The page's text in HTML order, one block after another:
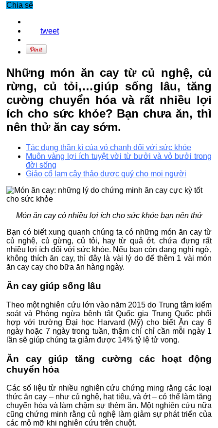
Chia sẻ
tweet
Những món ăn cay từ củ nghệ, củ
rừng, củ tỏi,…giúp sống lâu, tăng
cường chuyển hóa và rất nhiều lợi
ích cho sức khỏe? Bạn chưa ăn, thì
nên thử ăn cay sớm.
Tác dụng thần kì của vỏ chanh đối với sức khỏe
Muôn vàng lợi ích tuyệt vời từ bưởi và vỏ bưởi trong
đời sống
Giảo cổ lam cây thảo dược quý cho mọi người
Món ăn cay có nhiều lợi ích cho sức khỏe bạn nên thử
Bạn có biết xung quanh chúng ta có những món ăn cay từ
củ nghệ, củ gừng, củ tỏi, hay từ quả ớt, chứa đựng rất
nhiều lợi ích đối với sức khỏe. Nếu bạn còn đang nghi ngờ,
không thích ăn cay, thì đây là vài lý do để thêm 1 vài món
ăn cay cay cho bữa ăn hàng ngày.
Ăn cay giúp sống lâu
Theo một nghiên cứu lớn vào năm 2015 do Trung tâm kiểm
soát và Phòng ngừa bệnh tật Quốc gia Trung Quốc phối
hợp với trường Đại học Harvard (Mỹ) cho biết Ăn cay 6
ngày hoặc 7 ngày trong tuần, thậm chí chỉ cần mỗi ngày 1
lần sẽ giúp chúng ta giảm được 14% tỷ lệ tử vong.
Ăn cay giúp tăng cường các hoạt động
chuyển hóa
Các số liệu từ nhiều nghiên cứu chứng ming rằng các loại
thức ăn cay – như củ nghệ, hạt tiêu, và ớt – có thể làm tăng
chuyển hóa và làm chậm sự thèm ăn. Một nghiên cứu nữa
cũng chứng minh rằng củ nghệ làm giảm sự phát triển của
các mô mỡ khi nghiên cứu trên chuột.